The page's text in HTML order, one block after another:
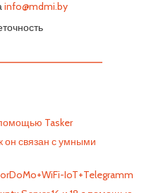
info@mdmi.by
Tasker
он связан с умными
IoT+Telegramm